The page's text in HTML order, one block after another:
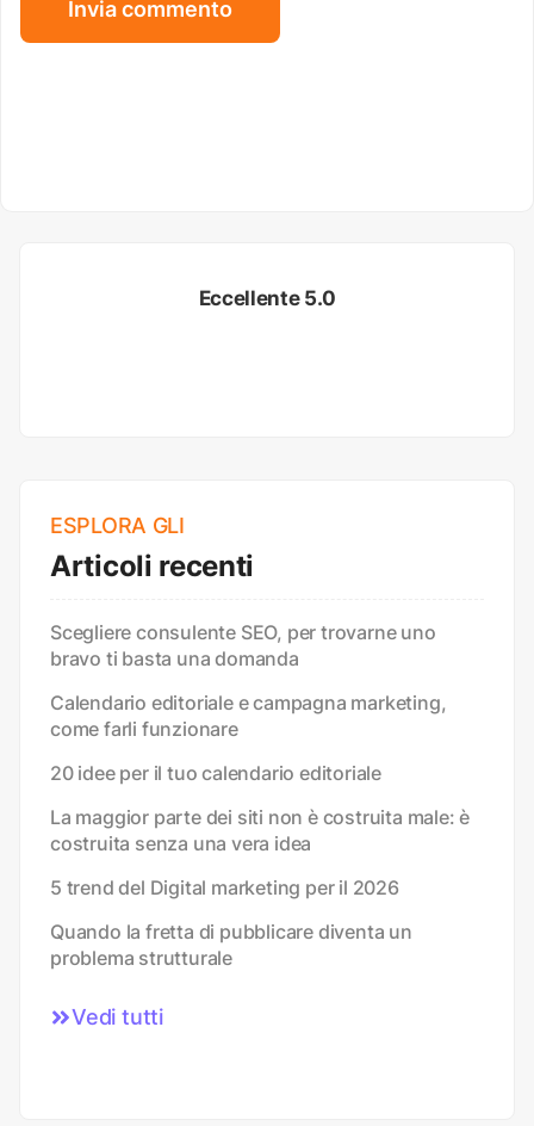
Eccellente 5.0
ESPLORA GLI
Articoli recenti
Scegliere consulente SEO, per trovarne uno
bravo ti basta una domanda
Calendario editoriale e campagna marketing,
come farli funzionare
20 idee per il tuo calendario editoriale
La maggior parte dei siti non è costruita male: è
costruita senza una vera idea
5 trend del Digital marketing per il 2026
Quando la fretta di pubblicare diventa un
problema strutturale
Vedi tutti